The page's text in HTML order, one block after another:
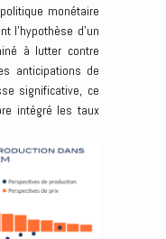
monétaire
l’hypothèse d’un
à lutter contre
anticipations de
significative, ce
intégré les taux